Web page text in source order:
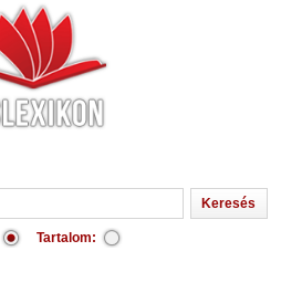
Tartalom: